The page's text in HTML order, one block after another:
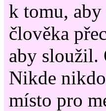
k tomu, aby
člověka
aby sloužil.
Nikde
místo pro